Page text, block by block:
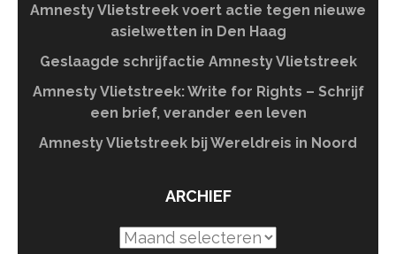
Amnesty Vlietstreek voert actie tegen nieuwe
asielwetten in Den Haag
Geslaagde schrijfactie Amnesty Vlietstreek
Amnesty Vlietstreek: Write for Rights – Schrijf
een brief, verander een leven
Amnesty Vlietstreek bij Wereldreis in Noord
ARCHIEF
Archief